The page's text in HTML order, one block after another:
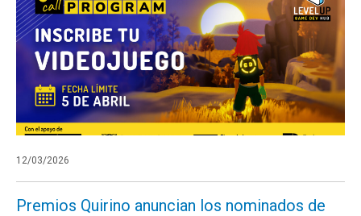
12/03/2026
Premios Quirino anuncian los nominados de